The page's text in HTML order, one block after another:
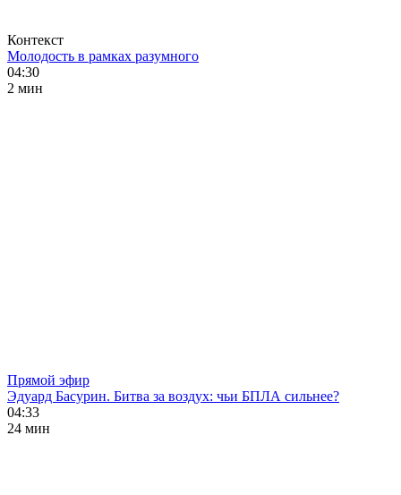
Контекст
Молодость в рамках разумного
04:30
2 мин
Прямой эфир
Эдуард Басурин. Битва за воздух: чьи БПЛА сильнее?
04:33
24 мин